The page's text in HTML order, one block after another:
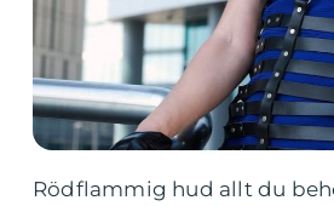
Rödflammig hud allt du